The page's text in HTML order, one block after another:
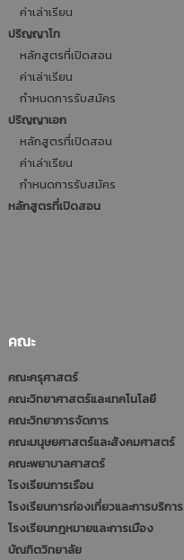
ค่าเล่าเรียน
ปริญญาโท
หลักสูตรที่เปิดสอน
ค่าเล่าเรียน
กำหนดการรับสมัคร
ปริญญาเอก
หลักสูตรที่เปิดสอน
ค่าเล่าเรียน
กำหนดการรับสมัคร
หลักสูตรที่เปิดสอน
คณะ
คณะครุศาสตร์
คณะวิทยาศาสตร์และเทคโนโลยี
คณะวิทยาการจัดการ
คณะมนุษยศาสตร์และสังคมศาสตร์
คณะพยาบาลศาสตร์
โรงเรียนการเรือน
โรงเรียนการท่องเที่ยวและการบริการ
โรงเรียนกฎหมายและการเมือง
บัณฑิตวิทยาลัย